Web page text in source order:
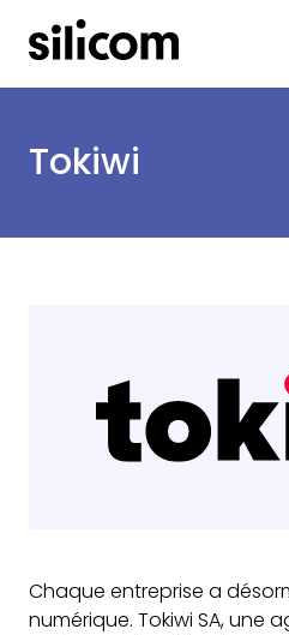
Tokiwi
Chaque entreprise a
numérique. Tokiwi SA, une